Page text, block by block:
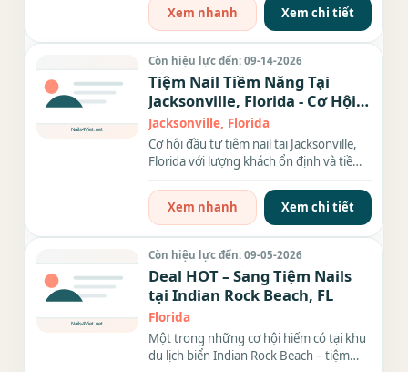
Xem nhanh
Xem chi tiết
Còn hiệu lực đến: 09-14-2026
Tiệm Nail Tiềm Năng Tại
Jacksonville, Florida - Cơ Hội
Đầu Tư Lợi Nhuận Cao!
Jacksonville, Florida
Cơ hội đầu tư tiệm nail tại Jacksonville,
Florida với lượng khách ổn định và tiềm
Xem nhanh
Xem chi tiết
Còn hiệu lực đến: 09-05-2026
Deal HOT – Sang Tiệm Nails
tại Indian Rock Beach, FL
Florida
Một trong những cơ hội hiếm có tại khu
du lịch biển Indian Rock Beach – tiệm